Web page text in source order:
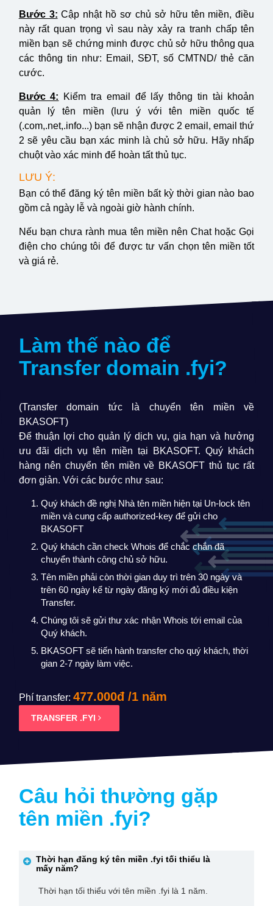
Bước 3: Cập nhật hồ sơ chủ sở hữu tên miền, điều
này rất quan trọng vì sau này xảy ra tranh chấp tên
miền bạn sẽ chứng minh được chủ sở hữu thông qua
các thông tin như: Email, SĐT, số CMTND/ thẻ căn
cước.
Bước 4: Kiểm tra email để lấy thông tin tài khoản
quản lý tên miền (lưu ý với tên miền quốc tế
(.com,.net,.info...) bạn sẽ nhận được 2 email, email thứ
2 sẽ yêu cầu bạn xác minh là chủ sở hữu. Hãy nhấp
chuột vào xác minh để hoàn tất thủ tục.
LƯU Ý:
Bạn có thể đăng ký tên miền bất kỳ thời gian nào bao
gồm cả ngày lễ và ngoài giờ hành chính.
Nếu bạn chưa rành mua tên miền nên Chat hoặc Gọi
điện cho chúng tôi để được tư vấn chọn tên miền tốt
và giá rẻ.
Làm thế nào để
Transfer domain .fyi?
(Transfer domain tức là chuyển tên miền về
BKASOFT)
Để thuận lợi cho quản lý dịch vụ, gia hạn và hưởng
ưu đãi dịch vụ tên miền tại BKASOFT. Quý khách
hàng nên chuyển tên miền về BKASOFT thủ tục rất
đơn giản. Với các bước như sau:
Quý khách đề nghị Nhà tên miền hiện tại Un-lock tên
miền và cung cấp authorized-key để gửi cho
BKASOFT
Quý khách cần check Whois để chắc chắn đã
chuyển thành công chủ sở hữu.
Tên miền phải còn thời gian duy trì trên 30 ngày và
trên 60 ngày kể từ ngày đăng ký mới đủ điều kiện
Transfer.
Chúng tôi sẽ gửi thư xác nhận Whois tới email của
Quý khách.
BKASOFT sẽ tiến hành transfer cho quý khách, thời
gian 2-7 ngày làm việc.
Phí transfer: 477.000đ /1 năm
TRANSFER .FYI
Câu hỏi thường gặp
tên miền .fyi?
Thời hạn đăng ký tên miền .fyi tối thiểu là
mấy năm?
Thời hạn tối thiểu với tên miền .fyi là 1 năm.